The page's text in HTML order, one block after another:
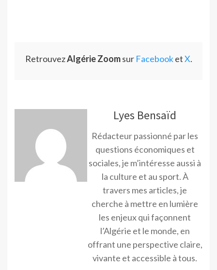
RetrouvezAlgérie Zoomsur FacebooketX.
Lyes Bensaïd
Rédacteur passionné par les
questions économiques et
sociales, je m’intéresse aussi à
la culture et au sport. À
travers mes articles, je
cherche à mettre en lumière
les enjeux qui façonnent
l’Algérie et le monde, en
offrant une perspective claire,
vivante et accessible à tous.